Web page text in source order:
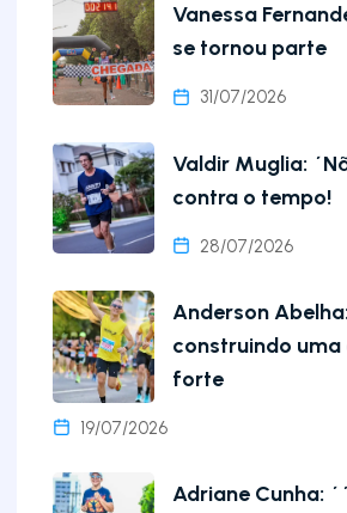
Vanessa
se tornou parte
31/07/2026
Valdir Muglia:
contra o tempo!
28/07/2026
Anderson
construindo
forte
19/07/2026
Adriane Cunha: